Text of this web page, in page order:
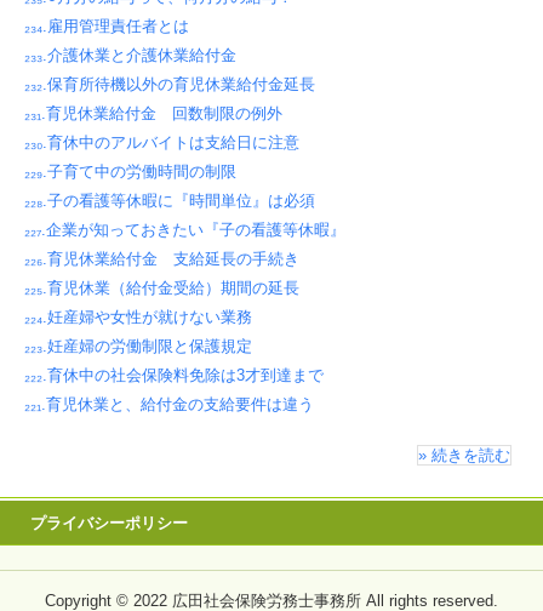
₂₃₄.雇用管理責任者とは
₂₃₃.介護休業と介護休業給付金
₂₃₂.保育所待機以外の育児休業給付金延長
₂₃₁.育児休業給付金 回数制限の例外
₂₃₀.育休中のアルバイトは支給日に注意
₂₂₉.子育て中の労働時間の制限
₂₂₈.子の看護等休暇に『時間単位』は必須
₂₂₇.企業が知っておきたい『子の看護等休暇』
₂₂₆.育児休業給付金 支給延長の手続き
₂₂₅.育児休業（給付金受給）期間の延長
₂₂₄.妊産婦や女性が就けない業務
₂₂₃.妊産婦の労働制限と保護規定
₂₂₂.育休中の社会保険料免除は3才到達まで
₂₂₁.育児休業と、給付金の支給要件は違う
» 続きを読む
プライバシーポリシー
Copyright © 2022 広田社会保険労務士事務所 All rights reserved.